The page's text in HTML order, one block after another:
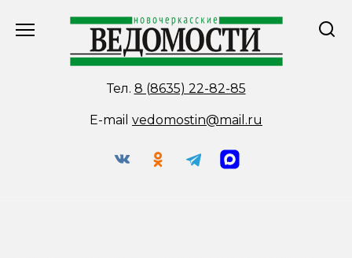
Тел. 8 (8635) 22-82-85
E-mail vedomostin@mail.ru